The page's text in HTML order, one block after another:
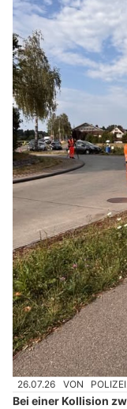
26.07.26 VON
Bei einer Kollision